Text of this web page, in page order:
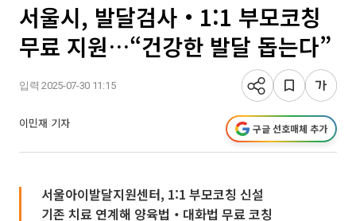
서울시, 발달검사‧1:1 부모코칭
무료 지원…“건강한 발달 돕는다”
입력 2025-07-30 11:15
이민재 기자 구글 선호매체 추가
서울아이발달지원센터, 1:1 부모코칭 신설
기존 치료 연계해 양육법‧대화법 무료 코칭